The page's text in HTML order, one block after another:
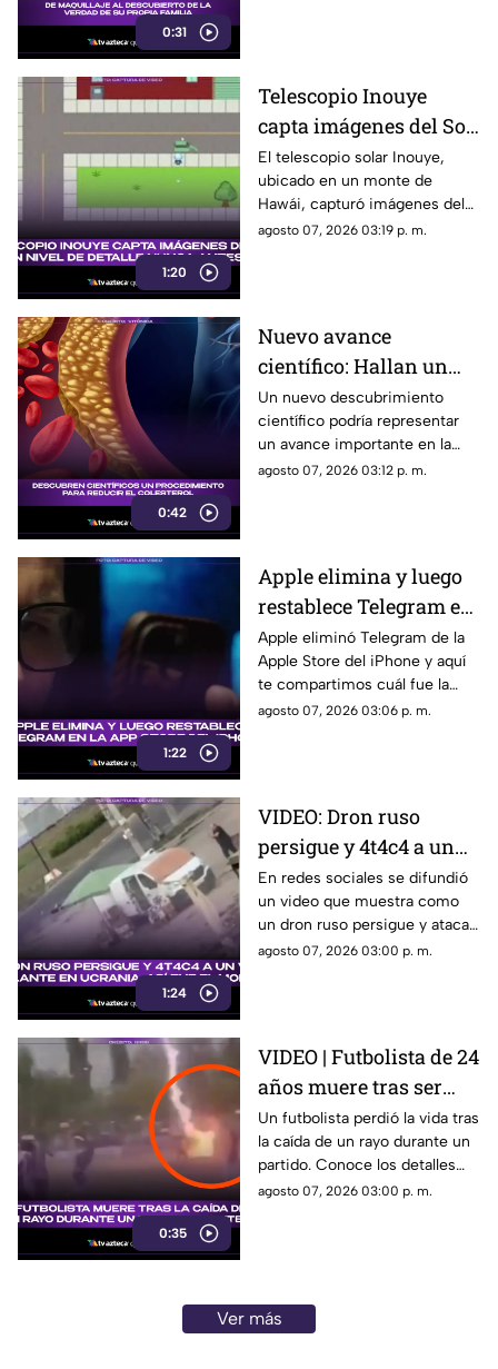
0:31
1:20
Telescopio Inouye
capta imágenes del Sol
con un nivel de detalle
nunca antes visto
El telescopio solar Inouye,
ubicado en un monte de
Hawái, capturó imágenes del
Sol
agosto 07, 2026 03:19 p. m.
0:42
Nuevo avance
científico: Hallan un
innovador método para
disminuir el colesterol
Un nuevo descubrimiento
científico podría representar
un avance importante en la
lucha contra el colesterol alto.
agosto 07, 2026 03:12 p. m.
1:22
Apple elimina y luego
restablece Telegram en
la App Store del
iPhone: ¿Cuál fue la
razón?
Apple eliminó Telegram de la
Apple Store del iPhone y aquí
te compartimos cuál fue la
razón de tomar esta medida.
agosto 07, 2026 03:06 p. m.
1:24
VIDEO: Dron ruso
persigue y 4t4c4 a un
vendedor ambulante
en Ucrania; así fue el
momento
En redes sociales se difundió
un video que muestra como
un dron ruso persigue y ataca
a un vendedor ambulante en
agosto 07, 2026 03:00 p. m.
0:35
VIDEO | Futbolista de 24
años muere tras ser
alcanzado por un rayo
durante partido de
futbol
Un futbolista perdió la vida tras
la caída de un rayo durante un
partido. Conoce los detalles
del trágico momento.
agosto 07, 2026 03:00 p. m.
Ver más